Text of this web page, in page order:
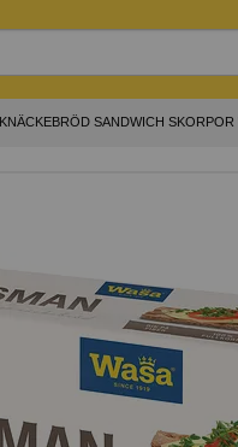
KNÄCKEBRÖD SANDWICH SKORPOR